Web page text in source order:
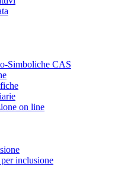
Simboliche CAS
on line
inclusione